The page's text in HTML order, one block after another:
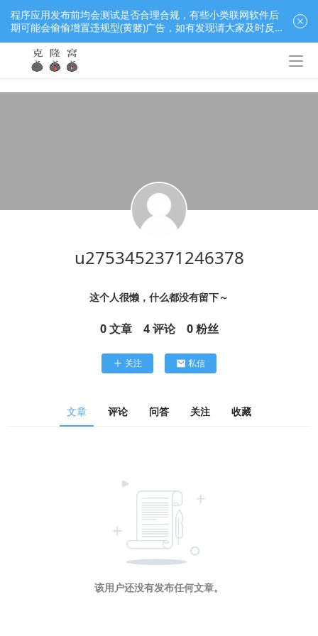
u2753452371246378
这个人很懒，什么都没有留下～
0 文章 4 评论 0 粉丝
关注 私信
文章 评论 问答 关注 收藏
该用户还没有发布任何文章。
程序应用发布前均会测试是否合理合规，有些小类联网软件后
期可能会偷偷增置违规型(黄赌)广告，如有发现请大家及时反
馈窝长进行处理，共同监督维护良好的程序应用下载社区！